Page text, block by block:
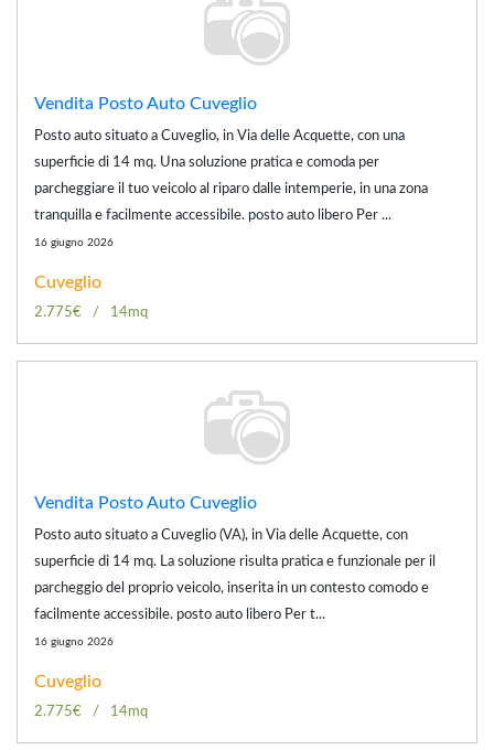
Vendita Posto Auto Cuveglio
Posto auto situato a Cuveglio, in Via delle Acquette, con una
superficie di 14 mq. Una soluzione pratica e comoda per
parcheggiare il tuo veicolo al riparo dalle intemperie, in una zona
tranquilla e facilmente accessibile. posto auto libero Per ...
16 giugno 2026
Cuveglio
2.775€ 14mq
Vendita Posto Auto Cuveglio
Posto auto situato a Cuveglio (VA), in Via delle Acquette, con
superficie di 14 mq. La soluzione risulta pratica e funzionale per il
parcheggio del proprio veicolo, inserita in un contesto comodo e
facilmente accessibile. posto auto libero Per t...
16 giugno 2026
Cuveglio
2.775€ 14mq